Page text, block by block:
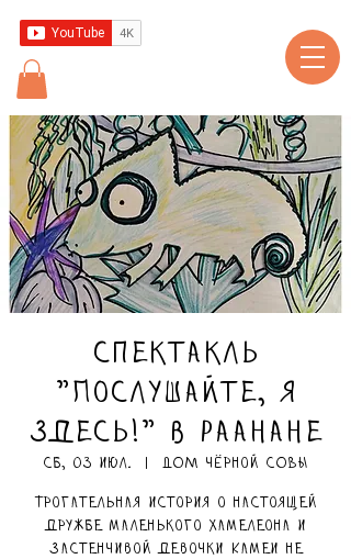
Спектакль
"Послушайте, я
здесь!" в Раанане
сб, 03 июл. ДОМ чёрной СОВЫ
Трогательная история о настоящей
дружбе маленького хамелеона и
застенчивой девочки Камеи не